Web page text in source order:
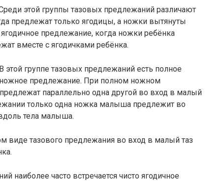
этой группы тазовых предлежаний различают
предлежат только ягодицы, а ножки вытянуты
предлежание, когда ножки ребёнка
вместе с ягодичками ребёнка.
группе тазовых предлежаний есть полное
предлежание. При полном ножном
параллельно одна другой во вход в малый
только одна ножка малыша предлежит во
тела малыша.
виде тазового предлежания во вход в малый таз
наиболее часто встречается чисто ягодичное